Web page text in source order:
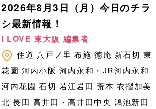
2026年8月3日（月）今日のチラ
シ最新情報！
I LOVE 東大阪 編集者
住道 八戸ノ里 布施 徳庵 新石切 東
花園 河内小阪 河内永和・JR河内永和
河内花園 石切 若江岩田 荒本 衣摺加美
北 長田 高井田・高井田中央 鴻池新田